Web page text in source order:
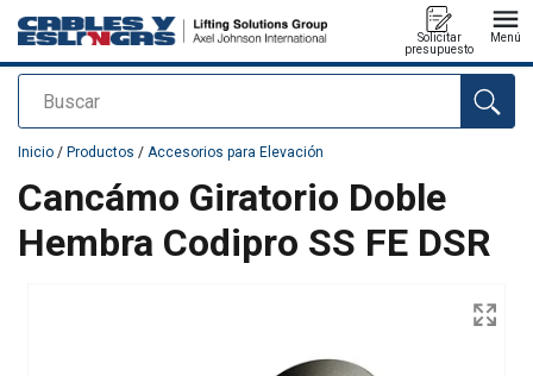
Buscar
Solicitar
presupuesto
Menú
Agregado a su presupuesto
Inicio / Productos / Accesorios para Elevación
Cancámo Giratorio Doble
Hembra Codipro SS FE DSR